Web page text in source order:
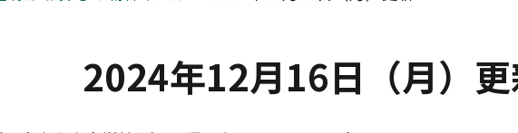
2024年12月16日（月）